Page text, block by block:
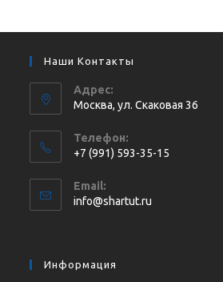
Наши Контакты
Адрес:
Москва, ул. Cкаковая 36
Телефон:
+7 (991) 593-35-15
в
вашем
Email:
info@shartut.ru
Информация